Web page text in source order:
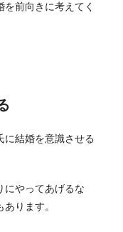
前向きに考えてく
に結婚を意識させる
にやってあげるな
ります。